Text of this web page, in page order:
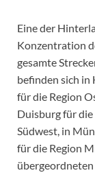
Eine der
Konzentration
gesamte
befinden sich in
für die Region
Duisburg für
Südwest, in
für die Region